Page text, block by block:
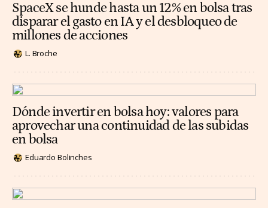
SpaceX se hunde hasta un 12% en bolsa tras
disparar el gasto en IA y el desbloqueo de
millones de acciones
L. Broche
Dónde invertir en bolsa hoy: valores para
aprovechar una continuidad de las subidas
en bolsa
Eduardo Bolinches